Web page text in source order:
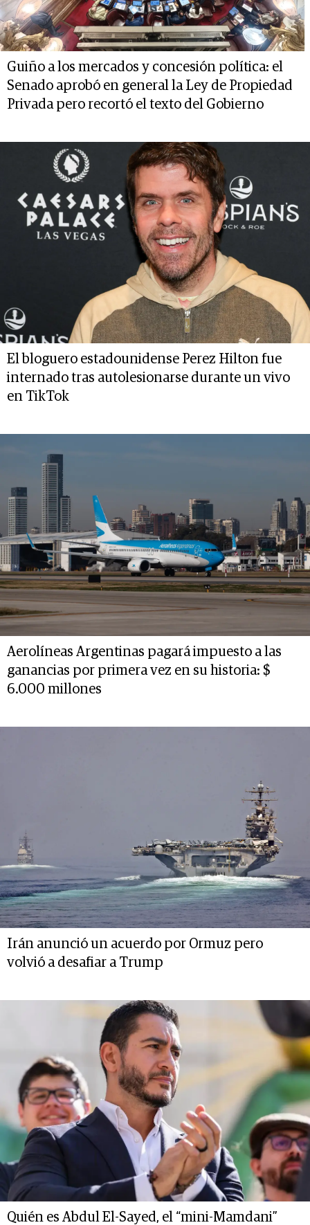
Guiño a los mercados y concesión política: el
Senado aprobó en general la Ley de Propiedad
Privada pero recortó el texto del Gobierno
El bloguero estadounidense Perez Hilton fue
internado tras autolesionarse durante un vivo
en TikTok
Aerolíneas Argentinas pagará impuesto a las
ganancias por primera vez en su historia: $
6.000 millones
Irán anunció un acuerdo por Ormuz pero
volvió a desafiar a Trump
Quién es Abdul El-Sayed, el “mini-Mamdani”